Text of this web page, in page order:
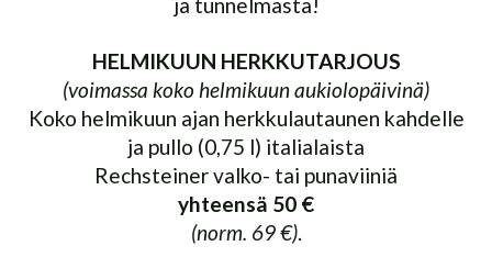
HELMIKUUN HERKKUTARJOUS
(voimassa koko helmikuun aukiolopäivinä)
Koko helmikuun ajan herkkulautaunen kahdelle
ja pullo (0,75 l) italialaista
Rechsteiner valko- tai punaviiniä
yhteensä 50 €
(norm. 69 €).